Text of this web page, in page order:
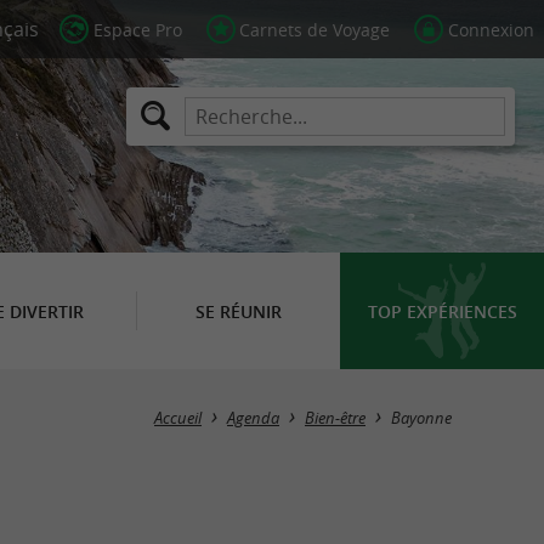
Espace Pro Carnets de Voyage Connexion
DIVERTIR SE RÉUNIR TOP EXPÉRIENCES
Masquer la carte
Accueil Agenda Bien-être Bayonne